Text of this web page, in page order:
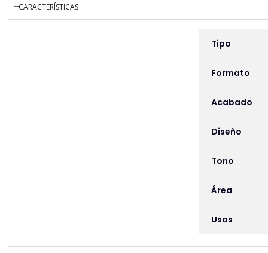
CARACTERÍSTICAS
Tipo
Formato
Acabado
Diseño
Tono
Área
Usos